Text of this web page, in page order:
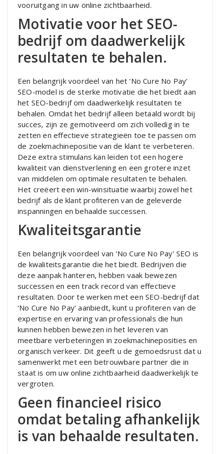
vooruitgang in uw online zichtbaarheid.
Motivatie voor het SEO-
bedrijf om daadwerkelijk
resultaten te behalen.
Een belangrijk voordeel van het ‘No Cure No Pay’
SEO-model is de sterke motivatie die het biedt aan
het SEO-bedrijf om daadwerkelijk resultaten te
behalen. Omdat het bedrijf alleen betaald wordt bij
succes, zijn ze gemotiveerd om zich volledig in te
zetten en effectieve strategieën toe te passen om
de zoekmachinepositie van de klant te verbeteren.
Deze extra stimulans kan leiden tot een hogere
kwaliteit van dienstverlening en een grotere inzet
van middelen om optimale resultaten te behalen.
Het creëert een win-winsituatie waarbij zowel het
bedrijf als de klant profiteren van de geleverde
inspanningen en behaalde successen.
Kwaliteitsgarantie
Een belangrijk voordeel van ‘No Cure No Pay’ SEO is
de kwaliteitsgarantie die het biedt. Bedrijven die
deze aanpak hanteren, hebben vaak bewezen
successen en een track record van effectieve
resultaten. Door te werken met een SEO-bedrijf dat
‘No Cure No Pay’ aanbiedt, kunt u profiteren van de
expertise en ervaring van professionals die hun
kunnen hebben bewezen in het leveren van
meetbare verbeteringen in zoekmachineposities en
organisch verkeer. Dit geeft u de gemoedsrust dat u
samenwerkt met een betrouwbare partner die in
staat is om uw online zichtbaarheid daadwerkelijk te
vergroten.
Geen financieel risico
omdat betaling afhankelijk
is van behaalde resultaten.